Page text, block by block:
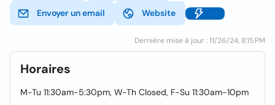
Envoyer un email Website
Dernière mise à jour : 11/26/24, 8:15 PM
Horaires
M-Tu 11:30am-5:30pm, W-Th Closed, F-Su 11:30am-10pm